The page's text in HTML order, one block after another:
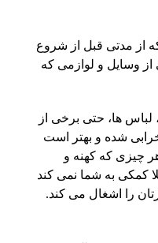
از مدتی قبل از شروع
از وسایل و لوازمی که
لباس ها، حتی برخی از
شده و بهتر است
چیزی که کهنه و
کمکی به شما نمی کند
را اشغال می کند.